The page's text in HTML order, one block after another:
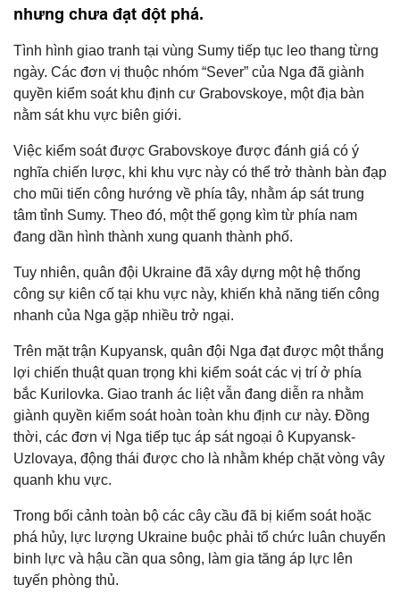
nhưng chưa đạt đột phá.
Tình hình giao tranh tại vùng Sumy tiếp tục leo thang từng
ngày. Các đơn vị thuộc nhóm “Sever” của Nga đã giành
quyền kiểm soát khu định cư Grabovskoye, một địa bàn
nằm sát khu vực biên giới.
Việc kiểm soát được Grabovskoye được đánh giá có ý
nghĩa chiến lược, khi khu vực này có thể trở thành bàn đạp
cho mũi tiến công hướng về phía tây, nhằm áp sát trung
tâm tỉnh Sumy. Theo đó, một thế gọng kìm từ phía nam
đang dần hình thành xung quanh thành phố.
Tuy nhiên, quân đội Ukraine đã xây dựng một hệ thống
công sự kiên cố tại khu vực này, khiến khả năng tiến công
nhanh của Nga gặp nhiều trở ngại.
Trên mặt trận Kupyansk, quân đội Nga đạt được một thắng
lợi chiến thuật quan trọng khi kiểm soát các vị trí ở phía
bắc Kurilovka. Giao tranh ác liệt vẫn đang diễn ra nhằm
giành quyền kiểm soát hoàn toàn khu định cư này. Đồng
thời, các đơn vị Nga tiếp tục áp sát ngoại ô Kupyansk-
Uzlovaya, động thái được cho là nhằm khép chặt vòng vây
quanh khu vực.
Trong bối cảnh toàn bộ các cây cầu đã bị kiểm soát hoặc
phá hủy, lực lượng Ukraine buộc phải tổ chức luân chuyển
binh lực và hậu cần qua sông, làm gia tăng áp lực lên
tuyến phòng thủ.